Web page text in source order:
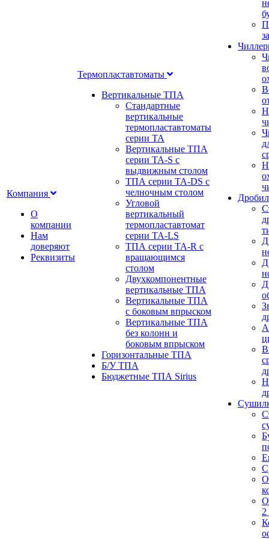
Компания
О
компании
Нам
доверяют
Реквизиты
Термопластавтоматы
Вертикальные ТПА
Стандартные
вертикальные
термопластавтоматы
серии ТА
Вертикальные ТПА
серии ТА-S с
выдвижным столом
ТПА серии ТА-DS с
челночным столом
Угловой
вертикальный
термопластавтомат
серии ТА-LS
ТПА серии ТА-R с
вращающимся
столом
Двухкомпонентные
вертикальные ТПА
Вертикальные ТПА
с боковым впрыском
Вертикальные ТПА
без колонн и
боковым впрыском
Горизонтальные ТПА
Б/У ТПА
Бюджетные ТПА Sirius
2